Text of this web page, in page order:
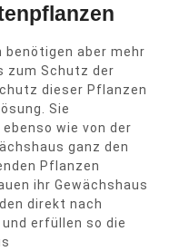
benötigen aber mehr
zum Schutz der
dieser Pflanzen
Sie
wie von der
ganz den
Pflanzen
ihr Gewächshaus
direkt nach
erfüllen so die